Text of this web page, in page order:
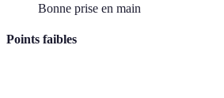
Bonne prise en main
Points faibles